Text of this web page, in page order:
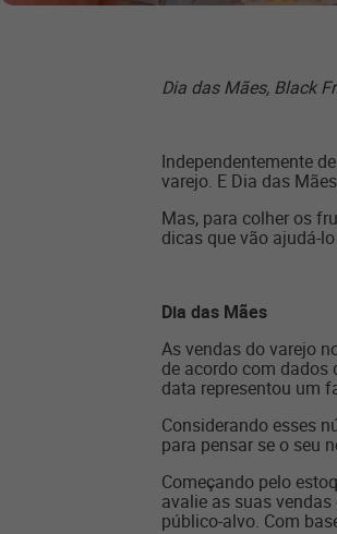
Dia das Mães, Black
Independentemente
varejo. E Dia das
Mas, para colher os
dicas que vão ajudá-
Dia das Mães
As vendas do varejo
de acordo com dados
data representou um
Considerando esses
para pensar se o seu
Começando pelo
avalie as suas
público-alvo. Com